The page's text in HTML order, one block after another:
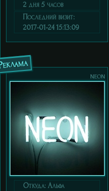
2 дня 5 часов
Последний визит:
2017-01-24 15:13:09
neon
Откуда: Альфа